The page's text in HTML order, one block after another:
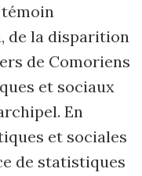
de la disparition
de Comoriens
et sociaux
En
et sociales
de statistiques